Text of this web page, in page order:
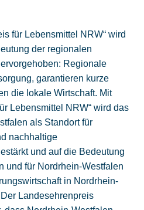
für Lebensmittel NRW“ wird
der regionalen
Regionale
garantieren kurze
die lokale Wirtschaft. Mit
Lebensmittel NRW“ wird das
als Standort für
nachhaltige
und auf die Bedeutung
und für Nordrhein-Westfalen
in Nordrhein-
Landesehrenpreis